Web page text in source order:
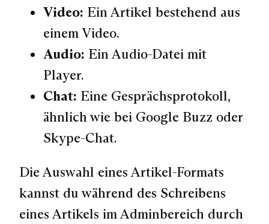
Video: Ein Artikel bestehend aus
einem Video.
Audio: Ein Audio-Datei mit
Player.
Chat: Eine Gesprächsprotokoll,
ähnlich wie bei Google Buzz oder
Skype-Chat.
Die Auswahl eines Artikel-Formats
kannst du während des Schreibens
eines Artikels im Adminbereich durch